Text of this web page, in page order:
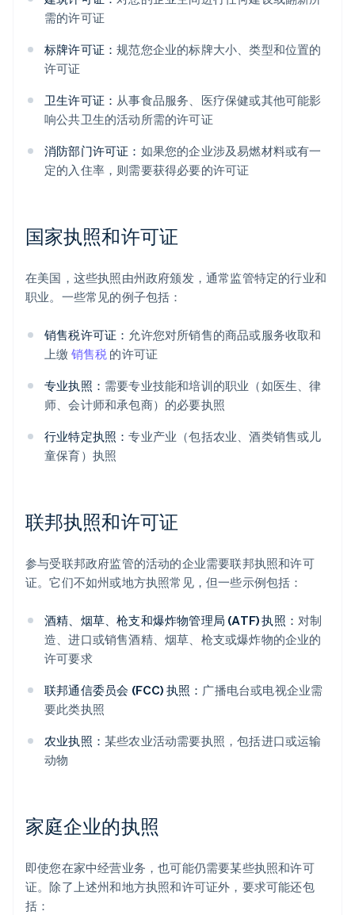
需的许可证
标牌许可证：规范您企业的标牌大小、类型和位置的
许可证
卫生许可证： 从事食品服务、医疗保健或其他可能影
响公共卫生的活动所需的许可证
消防部门许可证： 如果您的企业涉及易燃材料或有一
定的入住率，则需要获得必要的许可证
国家执照和许可证
在美国，这些执照由州政府颁发，通常监管特定的行业和
职业。一些常见的例子包括：
销售税许可证： 允许您对所销售的商品或服务收取和
上缴 销售税 的许可证
专业执照： 需要专业技能和培训的职业（如医生、律
师、会计师和承包商）的必要执照
行业特定执照：专业产业（包括农业、酒类销售或儿
童保育）执照
联邦执照和许可证
参与受联邦政府监管的活动的企业需要联邦执照和许可
证。它们不如州或地方执照常见，但一些示例包括：
酒精、烟草、枪支和爆炸物管理局 (ATF) 执照： 对制
造、进口或销售酒精、烟草、枪支或爆炸物的企业的
许可要求
联邦通信委员会 (FCC) 执照： 广播电台或电视企业需
要此类执照
农业执照： 某些农业活动需要执照，包括进口或运输
动物
家庭企业的执照
即使您在家中经营业务，也可能仍需要某些执照和许可
证。除了上述州和地方执照和许可证外，要求可能还包
括：